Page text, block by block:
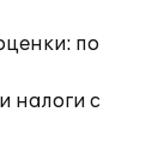
по
налоги с